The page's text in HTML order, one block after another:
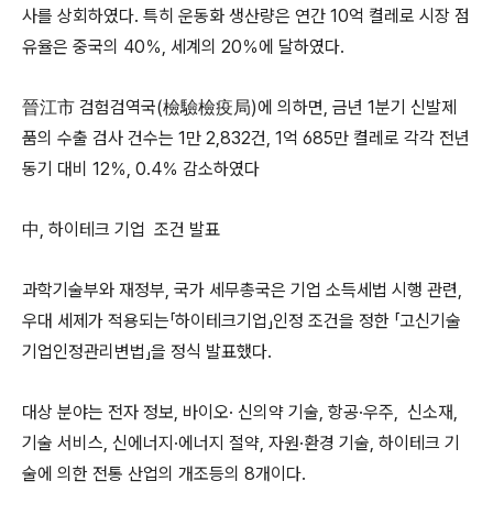
사를 상회하였다. 특히 운동화 생산량은 연간 10억 켤레로 시장 점
유율은 중국의 40％, 세계의 20％에 달하였다.
晉江市 검험검역국(檢驗檢疫局)에 의하면, 금년 1분기 신발제
품의 수출 검사 건수는 1만 2,832건, 1억 685만 켤레로 각각 전년
동기 대비 12％, 0.4％ 감소하였다
中, 하이테크 기업 조건 발표
과학기술부와 재정부, 국가 세무총국은 기업 소득세법 시행 관련,
우대 세제가 적용되는「하이테크기업」인정 조건을 정한 「고신기술
기업인정관리변법」을 정식 발표했다.
대상 분야는 전자 정보, 바이오· 신의약 기술, 항공·우주, 신소재,
기술 서비스, 신에너지·에너지 절약, 자원·환경 기술, 하이테크 기
술에 의한 전통 산업의 개조등의 8개이다.